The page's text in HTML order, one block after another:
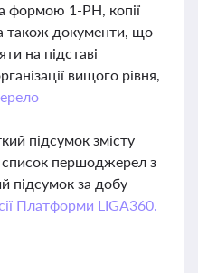
формою 1-РН, копії
також документи, що
на підставі
вищого рівня,
підсумок змісту
список першоджерел з
підсумок за добу
Платформи LIGA360.